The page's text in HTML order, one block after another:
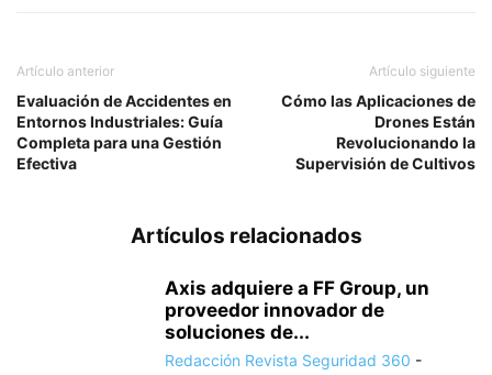
Artículo anterior
Evaluación de Accidentes en
Entornos Industriales: Guía
Completa para una Gestión
Efectiva
Artículo siguiente
Cómo las Aplicaciones de
Drones Están
Revolucionando la
Supervisión de Cultivos
Artículos relacionados
Axis adquiere a FF Group, un
proveedor innovador de
soluciones de...
Redacción Revista Seguridad 360 -